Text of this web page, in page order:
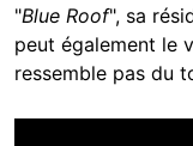
"Blue Roof", sa
peut également le
ressemble pas du